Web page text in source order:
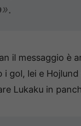
».
il messaggio è
i gol, lei e
Lukaku in